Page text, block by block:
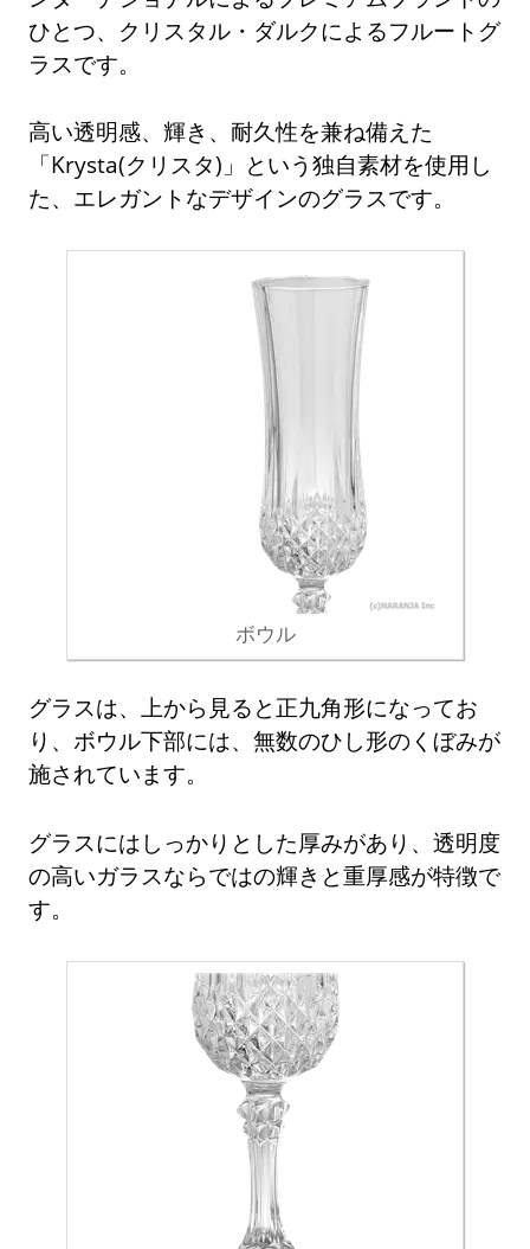
ひとつ、クリスタル・ダルクによるフルートグ
ラスです。
高い透明感、輝き、耐久性を兼ね備えた
「Krysta(クリスタ)」という独自素材を使用し
た、エレガントなデザインのグラスです。
ボウル
グラスは、上から見ると正九角形になってお
り、ボウル下部には、無数のひし形のくぼみが
施されています。
グラスにはしっかりとした厚みがあり、透明度
の高いガラスならではの輝きと重厚感が特徴で
す。